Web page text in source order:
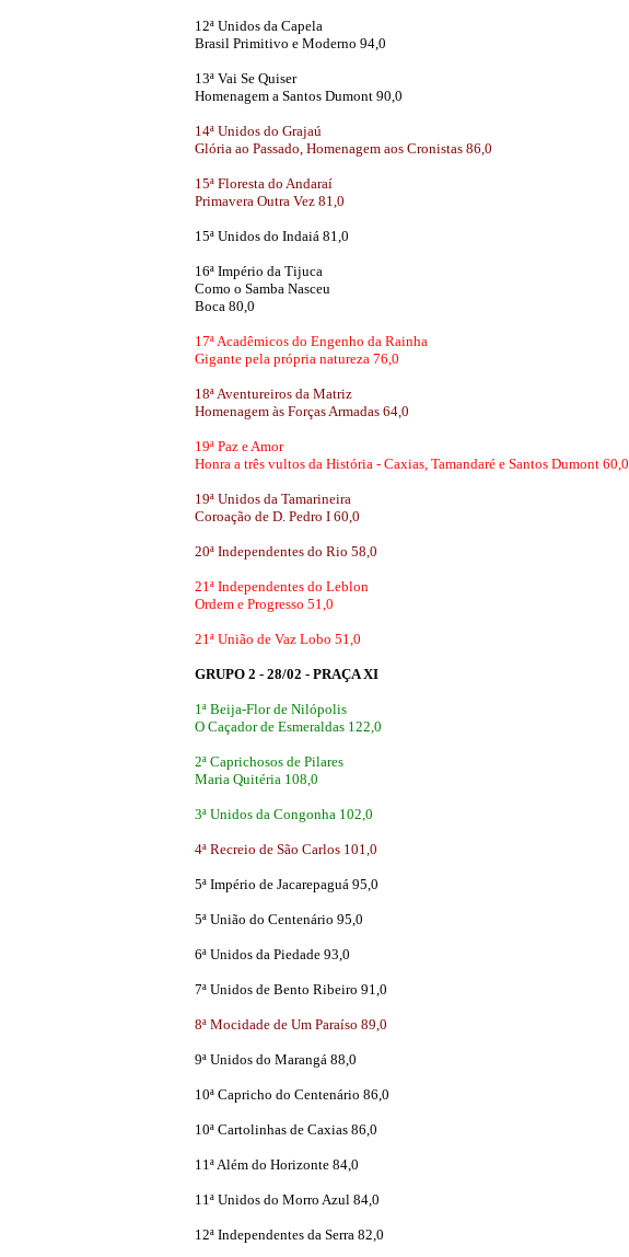
12ª Unidos da Capela
Brasil Primitivo e Moderno 94,0
13ª Vai Se Quiser
Homenagem a Santos Dumont 90,0
14ª Unidos do Grajaú
Glória ao Passado, Homenagem aos Cronistas 86,0
15ª Floresta do Andaraí
Primavera Outra Vez 81,0
15ª Unidos do Indaiá 81,0
16ª Império da Tijuca
Como o Samba Nasceu
Boca 80,0
17ª Acadêmicos do Engenho da Rainha
Gigante pela própria natureza 76,0
18ª Aventureiros da Matriz
Homenagem às Forças Armadas 64,0
19ª Paz e Amor
Honra a três vultos da História - Caxias, Tamandaré e Santos Dumont 60,0
19ª Unidos da Tamarineira
Coroação de D. Pedro I 60,0
20ª Independentes do Rio 58,0
21ª Independentes do Leblon
Ordem e Progresso 51,0
21ª União de Vaz Lobo 51,0
GRUPO 2 - 28/02 - PRAÇA XI
1ª Beija-Flor de Nilópolis
O Caçador de Esmeraldas 122,0
2ª Caprichosos de Pilares
Maria Quitéria 108,0
3ª Unidos da Congonha 102,0
4ª Recreio de São Carlos 101,0
5ª Império de Jacarepaguá 95,0
5ª União do Centenário 95,0
6ª Unidos da Piedade 93,0
7ª Unidos de Bento Ribeiro 91,0
8ª Mocidade de Um Paraíso 89,0
9ª Unidos do Marangá 88,0
10ª Capricho do Centenário 86,0
10ª Cartolinhas de Caxias 86,0
11ª Além do Horizonte 84,0
11ª Unidos do Morro Azul 84,0
12ª Independentes da Serra 82,0